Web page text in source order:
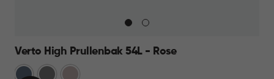
Verto High Prullenbak 54L - Rose
BlauwGrijs Rose